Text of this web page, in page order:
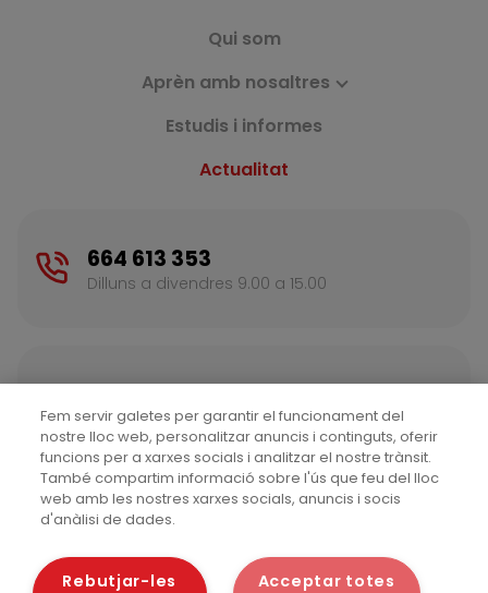
Qui som
Aprèn amb nosaltres
Estudis i informes
Actualitat
664 613 353
Dilluns a divendres 9.00 a 15.00
Escriu-nos per a més informació
Fem servir galetes per garantir el funcionament del
nostre lloc web, personalitzar anuncis i continguts, oferir
funcions per a xarxes socials i analitzar el nostre trànsit.
També compartim informació sobre l'ús que feu del lloc
web amb les nostres xarxes socials, anuncis i socis
d'anàlisi de dades.
Acceptar totes
Rebutjar-les